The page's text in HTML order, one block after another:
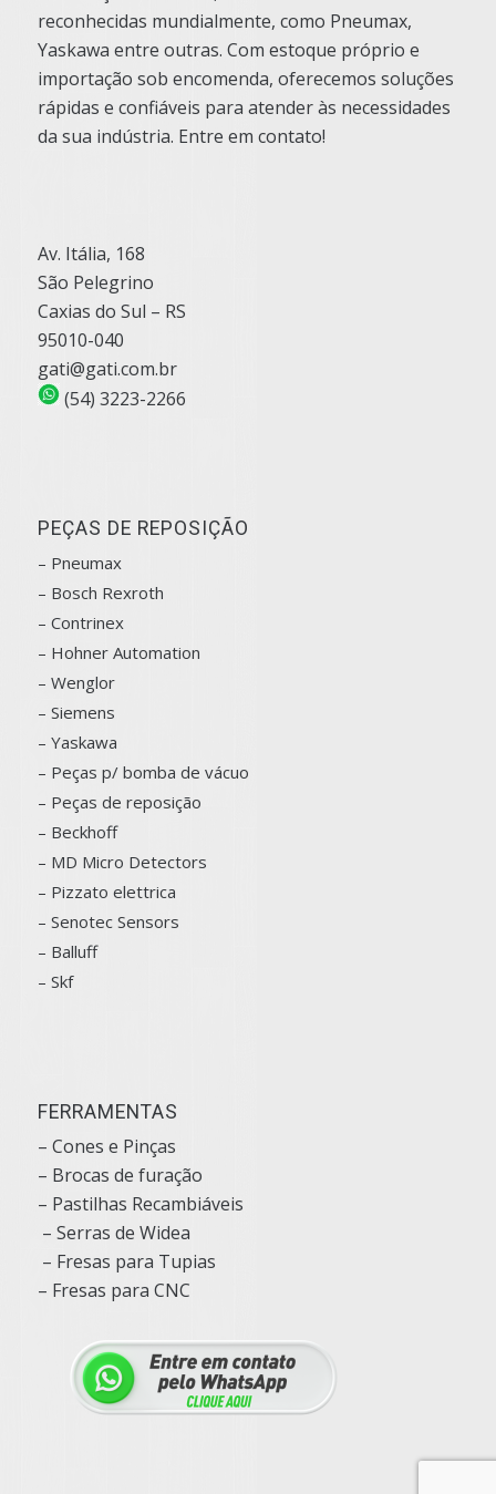
reconhecidas mundialmente, como Pneumax,
Yaskawa entre outras. Com estoque próprio e
importação sob encomenda, oferecemos soluções
rápidas e confiáveis para atender às necessidades
da sua indústria. Entre em contato!
Av. Itália, 168
São Pelegrino
Caxias do Sul – RS
95010-040
gati@gati.com.br
(54) 3223-2266
PEÇAS DE REPOSIÇÃO
– Pneumax
– Bosch Rexroth
– Contrinex
– Hohner Automation
– Wenglor
– Siemens
– Yaskawa
– Peças p/ bomba de vácuo
– Peças de reposição
– Beckhoff
– MD Micro Detectors
– Pizzato elettrica
– Senotec Sensors
– Balluff
– Skf
FERRAMENTAS
– Cones e Pinças
– Brocas de furação
– Pastilhas Recambiáveis
– Serras de Widea
– Fresas para Tupias
– Fresas para CNC